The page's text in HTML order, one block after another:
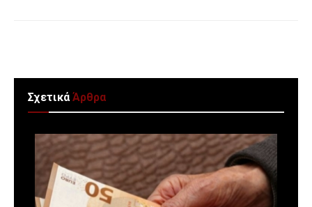
ΣχετικάΆρθρα